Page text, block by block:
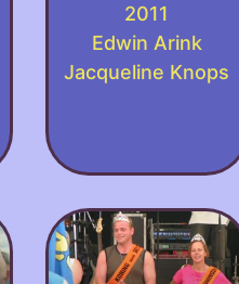
2011
Edwin Arink
Jacqueline Knops